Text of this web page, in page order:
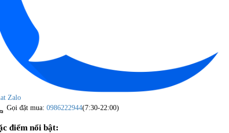
Zalo
Gọi đặt mua: 0986222944(7:30-22:00)
điểm nổi bật: